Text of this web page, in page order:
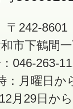
〒242-8601
市下鶴間
046-263-
：月曜日か
月29日か